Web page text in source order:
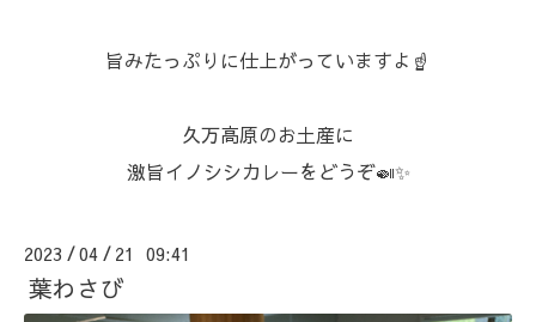
⁡旨みたっぷりに仕上がっていますよ☝⁡
久万高原のお土産に
激旨イノシシカレーをどうぞ🍛✨
2023 /04 / 21 09:41
葉わさび